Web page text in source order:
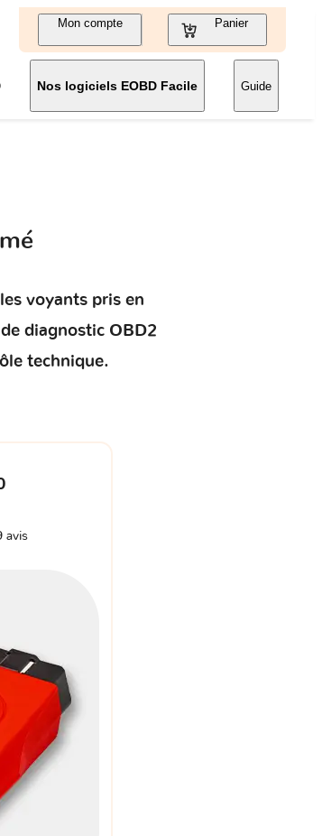
Mon compte Panier
Nos logiciels EOBD Facile Guide
voyants pris en
diagnostic OBD2
technique.
avis